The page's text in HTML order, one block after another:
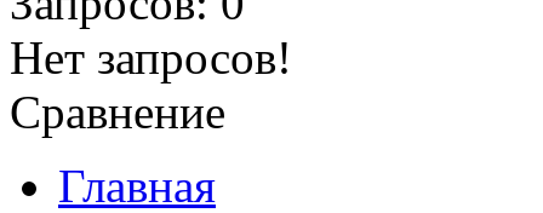
Нет запросов!
Сравнение
Главная